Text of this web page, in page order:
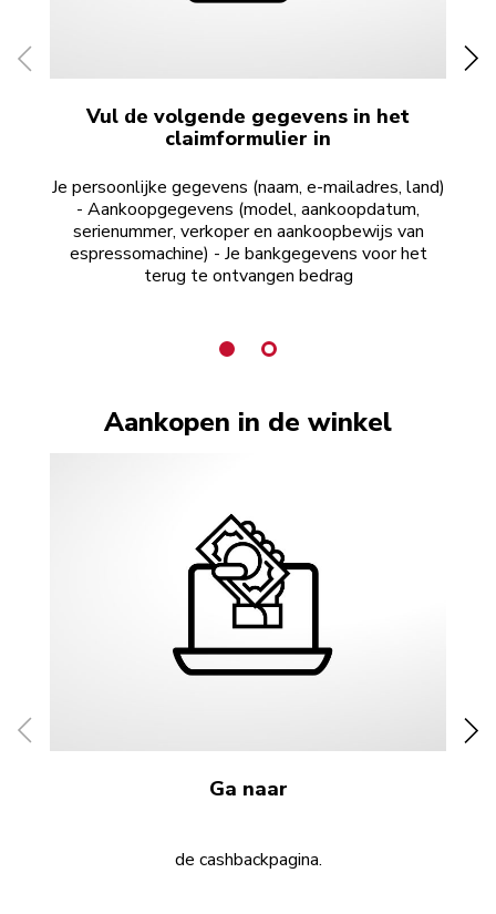
Vul de volgende gegevens in het
claimformulier in
Je persoonlijke gegevens (naam, e-mailadres, land)
- Aankoopgegevens (model, aankoopdatum,
serienummer, verkoper en aankoopbewijs van
espressomachine) - Je bankgegevens voor het
terug te ontvangen bedrag
Aankopen in de winkel
Ga naar
de cashbackpagina.